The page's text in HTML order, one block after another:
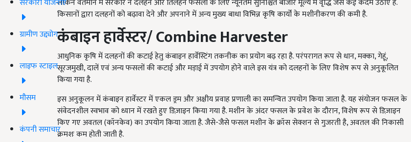
ग्रामीण उद्द्योग
लाइफ स्टाइल
मौसम
कंपनी समाचार
लेकिन वर्तमान में सरकार ने दलहन और तिलहन फसलों के लिए न्यूनतम सुनिश्चित बाजार मूल्य में वृद्धि जैसे कई कदम उठाए हैं.
किसानों द्वारा दलहनों को बढ़ावा देने और अपनाने में अन्य मुख्य बाधा विभिन्न कृषि कार्यों के मशीनीकरण की कमी है.
कंबाइनहार्वेस्टर/Combine Harvester
आधुनिक कृषि में दलहनों की कटाई हेतु कंबाइन हार्वेस्टिंग तकनीक का प्रयोग बढ़ रहा है. परंपरागत रूप से धान, मक्का, गेहूं,
सूरजमुखी, दालें एवं अन्य फसलों की कटाई और मड़ाई में उपयोग होने वाले इस यंत्र को दलहनों के लिए विशेष रूप से अनुकूलित
किया गया है.
इस अनुकूलन में कंबाइन हार्वेस्टर में एकल ड्रम और अक्षीय प्रवाह प्रणाली का समन्वित उपयोग किया जाता है. यह संयोजन फसल के
संवेदनशील स्वभाव को ध्यान में रखते हुए डिज़ाइन किया गया है. मशीन के अंदर फसल के प्रवेश के दौरान, विशेष रूप से डिज़ाइन
किए गए अवतल (कॉनकेव) का उपयोग किया जाता है. जैसे-जैसे फसल मशीन के क्रॉस सेक्शन से गुजरती है, अवतल की निकासी
क्रमशः कम होती जाती है.